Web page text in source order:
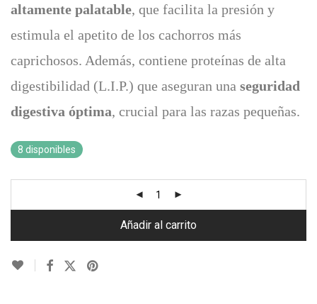
altamente palatable, que facilita la presión y
estimula el apetito de los cachorros más
caprichosos. Además, contiene proteínas de alta
digestibilidad (L.I.P.) que aseguran una seguridad
digestiva óptima, crucial para las razas pequeñas.
8 disponibles
Añadir al carrito